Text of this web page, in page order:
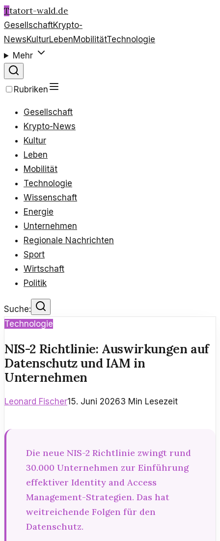
Ttatort-wald.de
GesellschaftKrypto-
NewsKulturLebenMobilitätTechnologie
Mehr
Rubriken
Gesellschaft
Krypto-News
Kultur
Leben
Mobilität
Technologie
Wissenschaft
Energie
Unternehmen
Regionale Nachrichten
Sport
Wirtschaft
Politik
Suche:
Technologie
NIS-2 Richtlinie: Auswirkungen auf
Datenschutz und IAM in
Unternehmen
Leonard Fischer15. Juni 20263 Min Lesezeit
Die neue NIS-2 Richtlinie zwingt rund
30.000 Unternehmen zur Einführung
effektiver Identity and Access
Management-Strategien. Das hat
weitreichende Folgen für den
Datenschutz.